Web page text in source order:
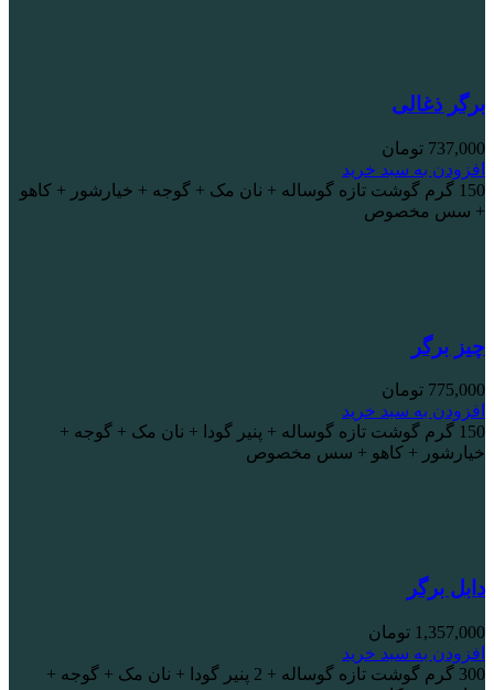
برگر ذغالی
737,000 تومان
افزودن به سبد خرید
150 گرم گوشت تازه گوساله + نان مک + گوجه + خیارشور + کاهو
+ سس مخصوص
چیز برگر
775,000 تومان
افزودن به سبد خرید
150 گرم گوشت تازه گوساله + پنیر گودا + نان مک + گوجه +
خیارشور + کاهو + سس مخصوص
دابل برگر
1,357,000 تومان
افزودن به سبد خرید
300 گرم گوشت تازه گوساله + 2 پنیر گودا + نان مک + گوجه +